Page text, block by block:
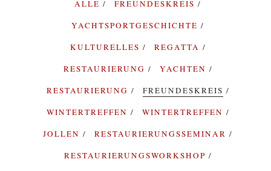
ALLE
FREUNDESKREIS
YACHTSPORTGESCHICHTE
KULTURELLES
REGATTA
RESTAURIERUNG
YACHTEN
RESTAURIERUNG
FREUNDESKREIS
WINTERTREFFEN
WINTERTREFFEN
JOLLEN
RESTAURIERUNGSSEMINAR
RESTAURIERUNGSWORKSHOP